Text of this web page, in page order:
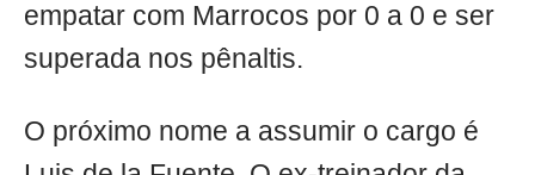
empatar com Marrocos por 0 a 0 e ser
superada nos pênaltis.
O próximo nome a assumir o cargo é